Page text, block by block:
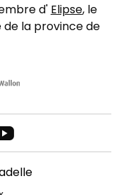
d'Elipse, le
la province de